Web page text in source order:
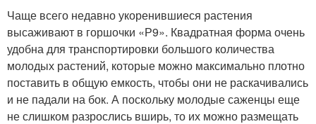
Чаще всего недавно укоренившиеся растения
высаживают в горшочки «Р9». Квадратная форма очень
удобна для транспортировки большого количества
молодых растений, которые можно максимально плотно
поставить в общую емкость, чтобы они не раскачивались
и не падали на бок. А поскольку молодые саженцы еще
не слишком разрослись вширь, то их можно размещать